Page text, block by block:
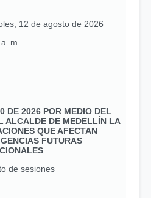
12 de agosto de 2026
m.
DE 2026 POR MEDIO DEL
ALCALDE DE MEDELLÍN LA
QUE AFECTAN
FUTURAS
de sesiones